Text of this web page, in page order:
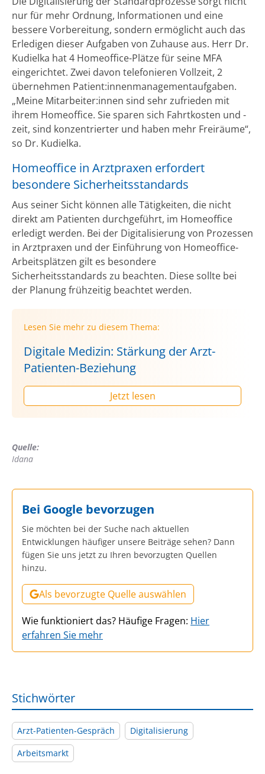
nur für mehr Ordnung, Informationen und eine
bessere Vorbereitung, sondern ermöglicht auch das
Erledigen dieser Aufgaben von Zuhause aus. Herr Dr.
Kudielka hat 4 Homeoffice-Plätze für seine MFA
eingerichtet. Zwei davon telefonieren Vollzeit, 2
übernehmen Patient:innenmanagementaufgaben.
„Meine Mitarbeiter:innen sind sehr zufrieden mit
ihrem Homeoffice. Sie sparen sich Fahrtkosten und -
zeit, sind konzentrierter und haben mehr Freiräume“,
so Dr. Kudielka.
Homeoffice in Arztpraxen erfordert
besondere Sicherheitsstandards
Aus seiner Sicht können alle Tätigkeiten, die nicht
direkt am Patienten durchgeführt, im Homeoffice
erledigt werden. Bei der Digitalisierung von Prozessen
in Arztpraxen und der Einführung von Homeoffice-
Arbeitsplätzen gilt es besondere
Sicherheitsstandards zu beachten. Diese sollte bei
der Planung frühzeitig beachtet werden.
Lesen Sie mehr zu diesem Thema:
Digitale Medizin: Stärkung der Arzt-
Patienten-Beziehung
Jetzt lesen
Quelle:
Idana
Bei Google bevorzugen
Sie möchten bei der Suche nach aktuellen
Entwicklungen häufiger unsere Beiträge sehen? Dann
fügen Sie uns jetzt zu Ihren bevorzugten Quellen
hinzu.
Als bevorzugte Quelle auswählen
Wie funktioniert das? Häufige Fragen: Hier
erfahren Sie mehr
Stichwörter
Arzt-Patienten-Gespräch
Digitalisierung
Arbeitsmarkt